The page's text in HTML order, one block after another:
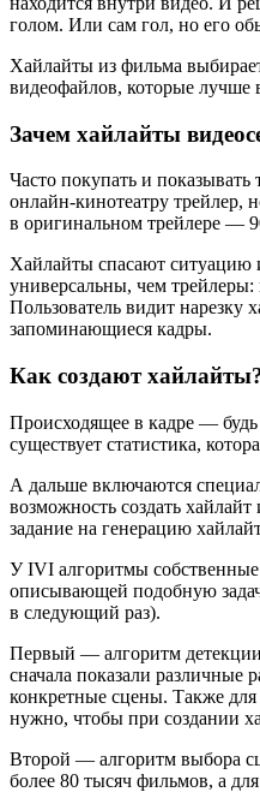
голом. Или сам гол, но его
Хайлайты из фильма
видеофайлов, которые лучше
Зачем хайлайты
Часто покупать и показывать
онлайн-кинотеатру трейлер,
в оригинальном трейлере —
Хайлайты спасают ситуацию
универсальны, чем трейлеры:
Пользователь видит нарезку
запоминающиеся кадры.
Как создают
Происходящее в кадре —
существует статистика,
А дальше включаются
возможность создать
задание на генерацию
У IVI алгоритмы
описывающей подобную
в следующий раз).
Первый — алгоритм
сначала показали различные
конкретные сцены. Также для
нужно, чтобы при создании
Второй — алгоритм выбора
более 80 тысяч фильмов, а